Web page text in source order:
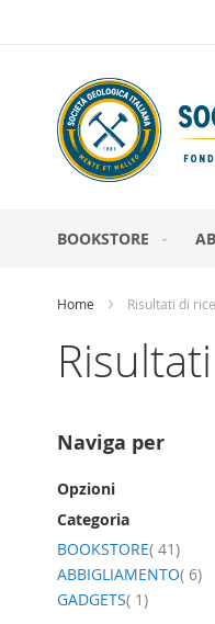
BOOKSTORE
Home Risultati di
Naviga per
Opzioni
Categoria
BOOKSTORE 41
ABBIGLIAMENTO 6
GADGETS 1elemento